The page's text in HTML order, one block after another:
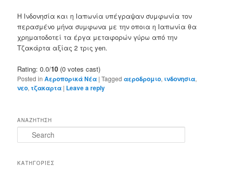
Η Ινδονησία και η Ιαπωνία υπέγραψαν συμφωνία τον
περασμένο μήνα συμφωνα με την οποια η Ιαπωνία θα
χρηματοδοτεί τα έργα μεταφορών γύρω από την
Τζακάρτα αξίας 2 τρις yen.
Rating: 0.0/10 (0 votes cast)
Posted in Αεροπορικά Νέα |Tagged αεροδρομιο, ινδονησια,
νεο,τζακαρτα | Leave a reply
ΑΝΑΖΗΤΗΣΗ
e
rΚΑΤΗΓΟΡΊΕΣ